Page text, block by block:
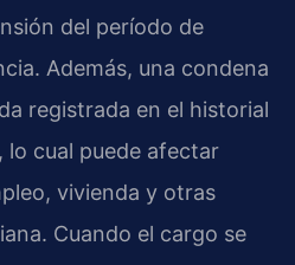
del período de
Además, una condena
registrada en el historial
lo cual puede afectar
vivienda y otras
Cuando el cargo se